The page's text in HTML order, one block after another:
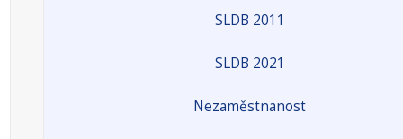
SLDB 2011
SLDB 2021
Nezaměstnanost